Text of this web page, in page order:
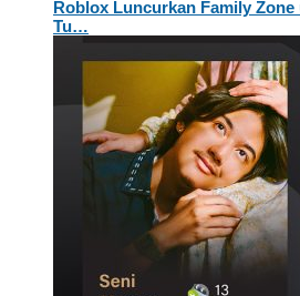
Roblox Luncurkan Family
Tu…